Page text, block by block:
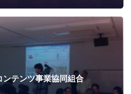
ンテンツ事業協同組合